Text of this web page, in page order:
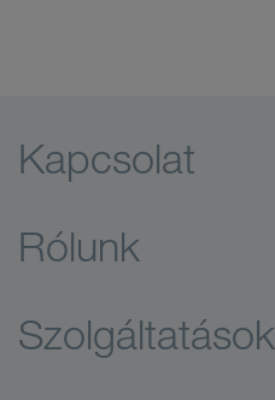
Kapcsolat
Rólunk
Szolgáltatások